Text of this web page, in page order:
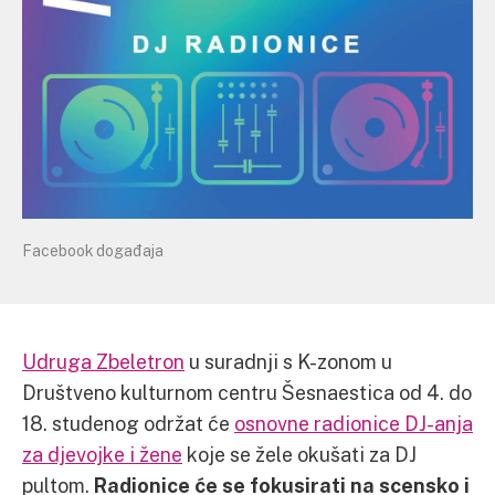
Facebook događaja
Udruga Zbeletron u suradnji s K-zonom u
Društveno kulturnom centru Šesnaestica od 4. do
18. studenog održat će osnovne radionice DJ-anja
za djevojke i žene koje se žele okušati za DJ
pultom. Radionice će se fokusirati na scensko i